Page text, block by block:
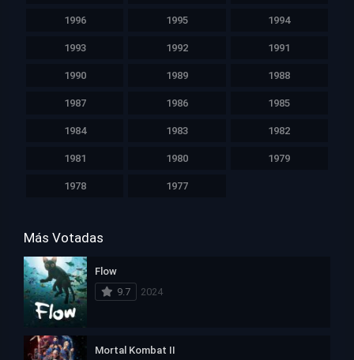
1996 1995 1994
1993 1992 1991
1990 1989 1988
1987 1986 1985
1984 1983 1982
1981 1980 1979
1978 1977
Más Votadas
Flow
9.7
2024
Mortal Kombat II